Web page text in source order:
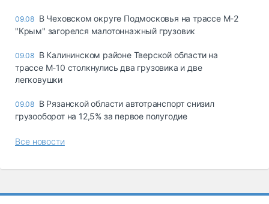
09.08 В Чеховском округе Подмосковья на трассе М-2
"Крым" загорелся малотоннажный грузовик
09.08 В Калининском районе Тверской области на
трассе М-10 столкнулись два грузовика и две
легковушки
09.08 В Рязанской области автотранспорт снизил
грузооборот на 12,5% за первое полугодие
Все новости